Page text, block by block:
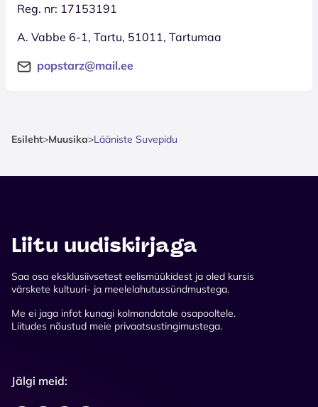
Reg. nr: 17153191
A. Vabbe 6-1, Tartu, 51011, Tartumaa
popstarz@mail.ee
Esileht>Muusika>Lääniste Suvepidu
Liitu uudiskirjaga
Saa osa eksklusiivsetest eelismüükidest ja oled kursis
värskete kultuuri- ja meelelahutussündmustega.
Me ei jaga infot kunagi kolmandatale osapooltele.
Liitudes nõustud meie privaatsustingimustega.
Jälgi meid: